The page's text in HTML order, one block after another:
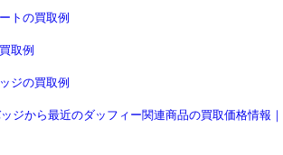
トの買取例
取例
ジの買取例
ジから最近のダッフィー関連商品の買取価格情報